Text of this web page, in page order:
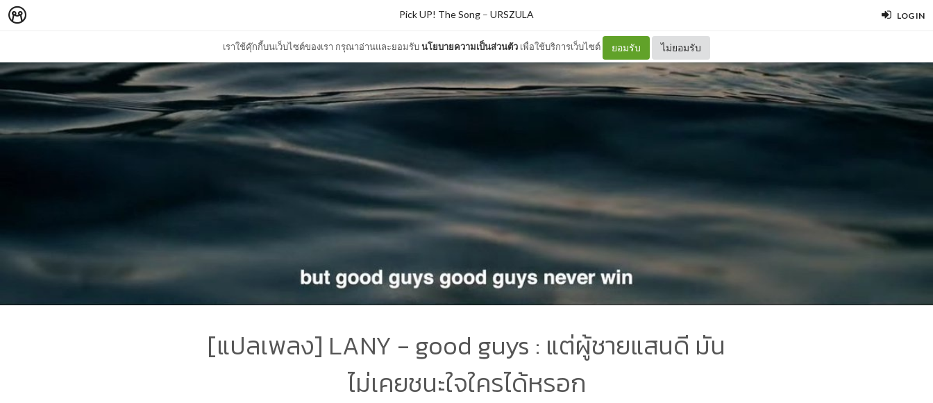
LOG IN
เราใช้คุ๊กกี้บนเว็บไซต์ของเรา กรุณาอ่านและยอมรับนโยบายความเป็นส่วนตัว เพื่อใช้บริการเว็บไซต์ ยอมรับ ไม่ยอมรับ
Pick UP! The Song – URSZULA
[แปลเพลง] LANY - good guys : แต่ผู้ชายแสนดี มัน
ไม่เคยชนะใจใครได้หรอก